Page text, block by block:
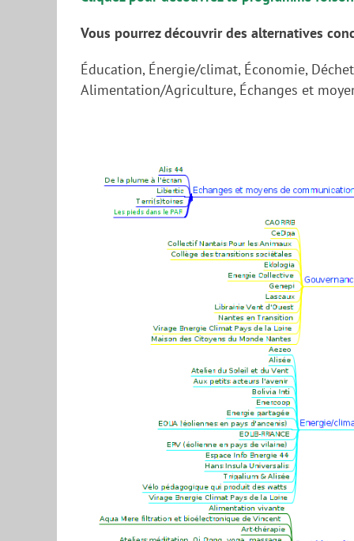
Vous pourrez découvrir des alternatives
Éducation, Énergie/climat, Économie,
Alimentation/Agriculture, Échanges et